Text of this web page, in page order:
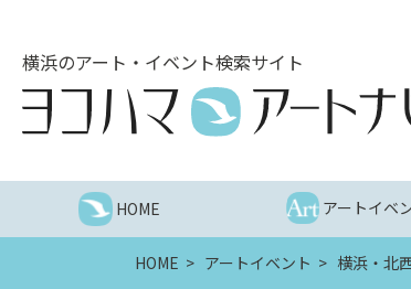
横浜のアート・イベント検索サイト
HOME アートイベ
HOME アートイベント 横浜・北